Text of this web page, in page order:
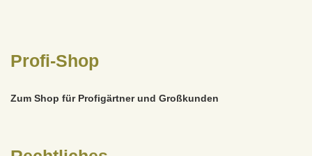
Profi-Shop
Zum Shop für Profigärtner und Großkunden